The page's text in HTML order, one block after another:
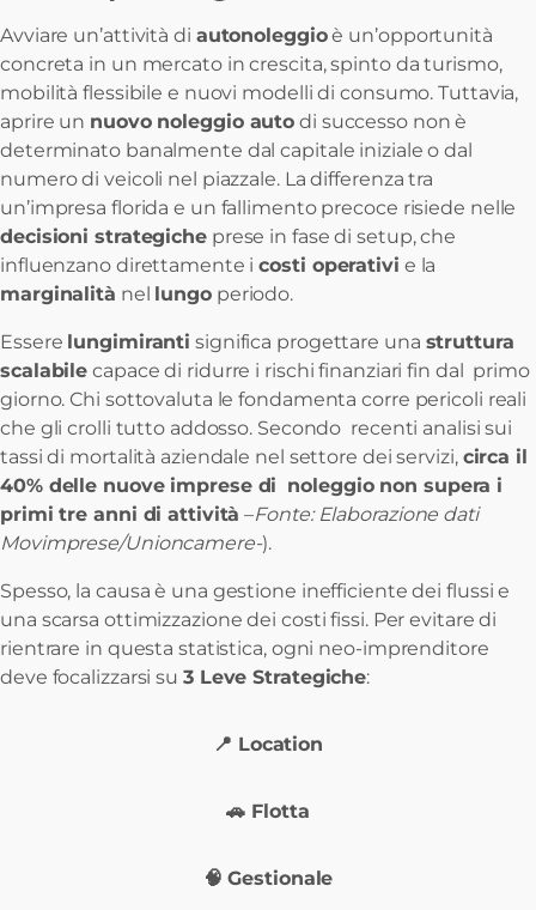
Avviare un’attività di autonoleggioè un’opportunità
concreta in un mercato in crescita, spinto da turismo,
mobilità flessibile e nuovi modelli di consumo. Tuttavia,
aprire un nuovo noleggio auto di successo non è
determinato banalmente dal capitale iniziale o dal
numero di veicoli nel piazzale. La differenza tra
un’impresa florida e un fallimento precoce risiede nelle
decisioni strategicheprese in fase di setup, che
influenzano direttamente icosti operativi e la
marginalità nel lungoperiodo.
Essere lungimiranti significa progettare una struttura
scalabile capace di ridurre i rischi finanziari fin dal primo
giorno. Chi sottovaluta le fondamenta corre pericoli reali
che gli crolli tutto addosso. Secondo recenti analisi sui
tassi di mortalità aziendale nel settore dei servizi, circa il
40% delle nuove imprese di noleggio non supera i
primi tre anni di attività –Fonte: Elaborazione dati
Movimprese/Unioncamere-).
Spesso, la causa è una gestione inefficiente dei flussi e
una scarsa ottimizzazione dei costi fissi. Per evitare di
rientrare in questa statistica, ogni neo-imprenditore
deve focalizzarsi su 3 Leve Strategiche:
📍 Location
🚗 Flotta
🧠 Gestionale